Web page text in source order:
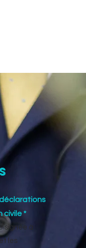
civile *
signée à
les